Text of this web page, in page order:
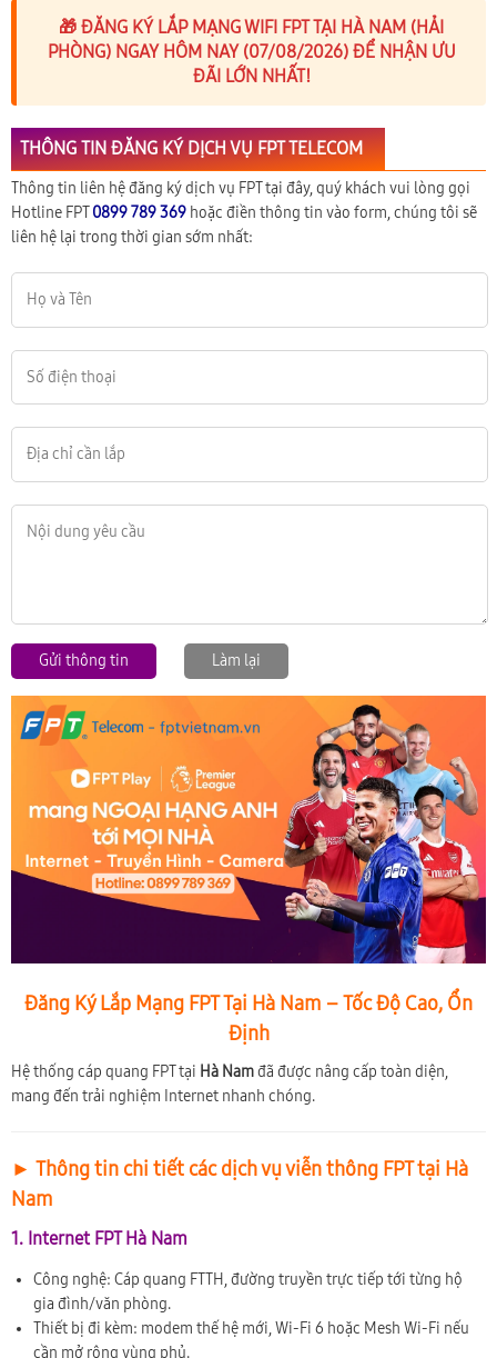
🎁 ĐĂNG KÝ LẮP MẠNG WIFI FPT TẠI HÀ NAM (HẢI
PHÒNG) NGAY HÔM NAY (07/08/2026) ĐỂ NHẬN ƯU
ĐÃI LỚN NHẤT!
THÔNG TIN ĐĂNG KÝ DỊCH VỤ FPT TELECOM
Thông tin liên hệ đăng ký dịch vụ FPT tại đây, quý khách vui lòng gọi
Hotline FPT0899 789 369 hoặc điền thông tin vào form, chúng tôi sẽ
liên hệ lại trong thời gian sớm nhất:
Gửi thông tin Làm lại
Đăng Ký Lắp Mạng FPT Tại Hà Nam – Tốc Độ Cao, Ổn
Định
Hệ thống cáp quang FPT tại Hà Namđã được nâng cấp toàn diện,
mang đến trải nghiệm Internet nhanh chóng.
► Thông tin chi tiết các dịch vụ viễn thông FPT tại Hà
Nam
1. Internet FPT Hà Nam
Công nghệ: Cáp quang FTTH, đường truyền trực tiếp tới từng hộ
gia đình/văn phòng.
Thiết bị đi kèm: modem thế hệ mới, Wi-Fi 6 hoặc Mesh Wi-Fi nếu
cần mở rộng vùng phủ.